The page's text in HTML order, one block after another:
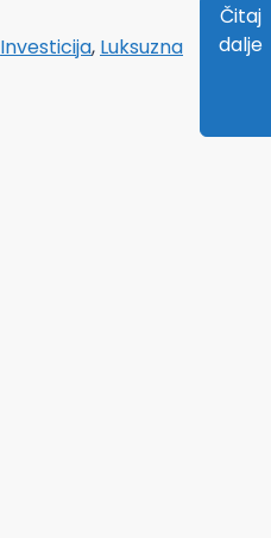
Investicija, Luksuzna
Čitaj
dalje